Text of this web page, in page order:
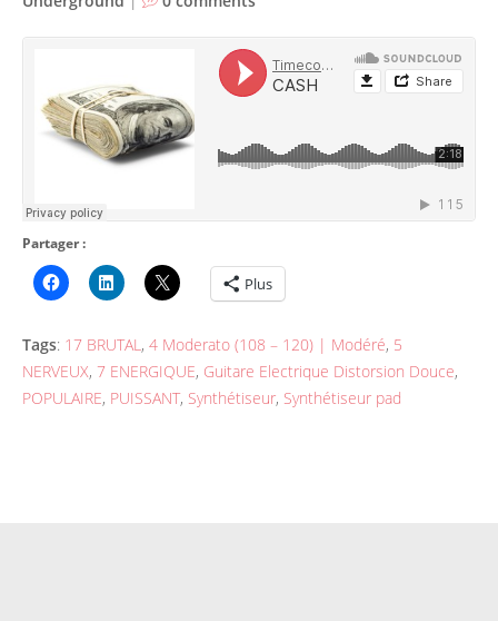
Partager :
Plus
Tags: 17 BRUTAL, 4 Moderato (108 – 120) | Modéré, 5
NERVEUX, 7 ENERGIQUE, Guitare Electrique Distorsion Douce,
POPULAIRE, PUISSANT, Synthétiseur, Synthétiseur pad